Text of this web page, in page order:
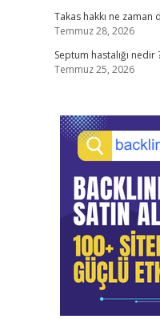
Takas hakkı ne zaman
Temmuz 28, 2026
Septum hastalığı nedir
Temmuz 25, 2026